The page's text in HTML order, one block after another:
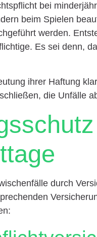
bei
beim Spielen
werden.
Es sei denn,
ihrer Haftung
die Unfälle
durch